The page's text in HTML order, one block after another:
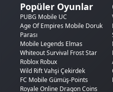
Popüler Oyunlar
PUBG Mobile UC
Age Of Empires Mobile Doruk
Parası
Mobile Legends Elmas
Whiteout Survival Frost Star
Roblox Robux
Wild Rift Vahşi Çekirdek
FC Mobile Gümüş-Points
Royale Online Dragon Coins